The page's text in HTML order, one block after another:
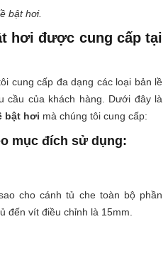
bật hơi.
hơi được cung cấp tại
cung cấp đa dạng các loại bản lề
cầu của khách hàng. Dưới đây là
bật hơi mà chúng tôi cung cấp:
mục đích sử dụng:
cho cánh tủ che toàn bộ phần
đến vít điều chỉnh là 15mm.